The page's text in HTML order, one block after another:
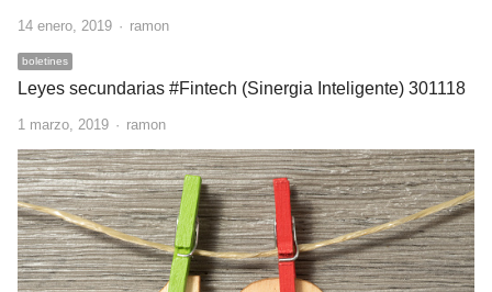
14 enero, 2019 Author
ramon
boletines
Leyes secundarias #Fintech (Sinergia Inteligente) 301118
1 marzo, 2019 Author
ramon